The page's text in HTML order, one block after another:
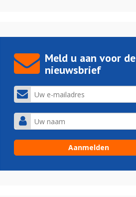
Meld u aan voor de
nieuwsbrief